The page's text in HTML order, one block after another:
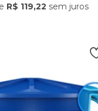
R$ 119,22 sem juros